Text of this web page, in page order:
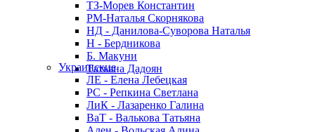
ТЗ-Морев Константин
РМ-Наталья Скорнякова
НД - Данилова-Суворова Наталья
Н - Бердникова
Б. Макуни
Татьяна Дадоян
Украинские
ЛЕ - Елена Лебецкая
РС - Репкина Светлана
ЛиК - Лазаренко Галина
ВаТ - Валькова Татьяна